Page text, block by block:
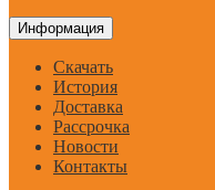
Информация
Скачать
История
Доставка
Рассрочка
Новости
Контакты